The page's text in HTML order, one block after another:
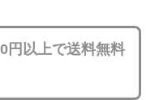
円以上で送料無料